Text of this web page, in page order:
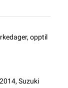
opptil
, Suzuki